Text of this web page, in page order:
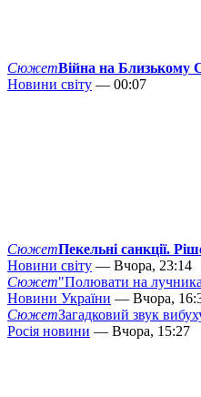
СюжетВійна на Близькому
Новини світу — 00:07
СюжетПекельні санкції.
Новини світу — Вчора, 23:14
Сюжет"Полювати на
Новини України — Вчора,
СюжетЗагадковий звук
Росія новини — Вчора, 15:27